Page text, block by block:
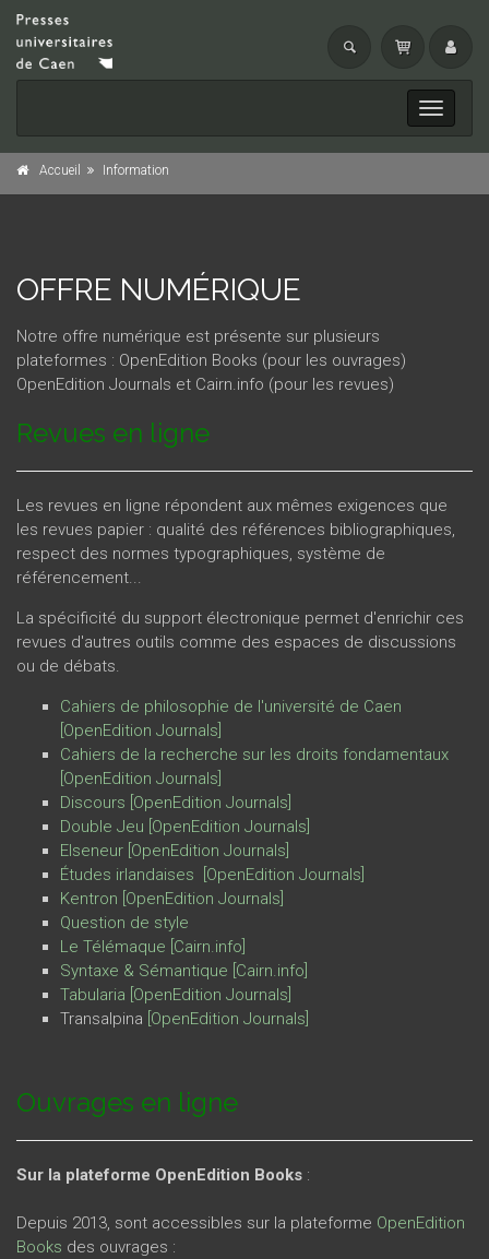
Toggle
Accueil Information
OFFRE NUMÉRIQUE
Notre offre numérique est présente sur plusieurs
plateformes : OpenEdition Books (pour les ouvrages)
OpenEdition Journals et Cairn.info (pour les revues)
Revues en ligne
Les revues en ligne répondent aux mêmes exigences que
les revues papier : qualité des références bibliographiques,
respect des normes typographiques, système de
référencement...
La spécificité du support électronique permet d'enrichir ces
revues d'autres outils comme des espaces de discussions
ou de débats.
Cahiers de philosophie de l'université de Caen
[OpenEdition Journals
Cahiers de la recherche sur les droits fondamentaux
[OpenEdition Journals
Discours [OpenEdition Journals
Double Jeu [OpenEdition Journals
Elseneur [OpenEdition Journals
Études irlandaises
[OpenEdition Journals
Kentron [OpenEdition Journals
Question de style
Le Télémaque [Cairn.info
Syntaxe & Sémantique [Cairn.info
Tabularia [OpenEdition Journals
Transalpina [OpenEdition Journals
Ouvrages en ligne
Sur la plateforme OpenEdition Books :
Depuis 2013, sont accessibles sur la plateforme OpenEdition
Books des ouvrages :